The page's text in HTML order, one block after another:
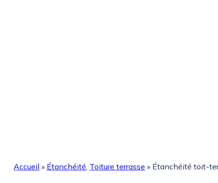
Accueil » Étanchéité, Toiture terrasse » Étanchéité toit-